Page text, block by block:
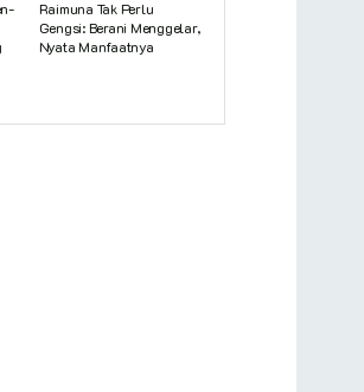
Raimuna Tak Perlu
Gengsi: Berani Menggelar,
Nyata Manfaatnya